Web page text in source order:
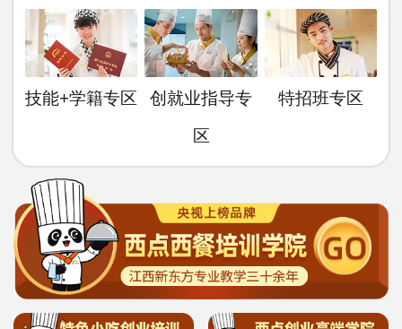
技能+学籍专区
创就业指导专
区
特招班专区